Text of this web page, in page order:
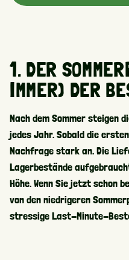
1. DER
IMMER) DER
Nach dem Sommer steigen
jedes Jahr. Sobald die
Nachfrage stark an. Die
Lagerbestände
Höhe. Wenn Sie jetzt schon
von den niedrigeren
stressige Last-Minute-